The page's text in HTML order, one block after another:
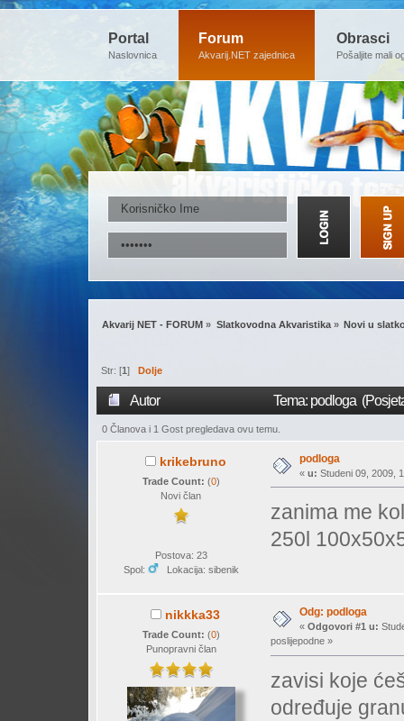
Portal
Naslovnica
Forum
Akvarij.NET zajednica
Obrasci
Pošaljite mali
Akvarij NET - FORUM » Slatkovodna Akvaristika» Novi u
Str: [1] Dolje
Autor Tema: podloga
0 Članova i 1 Gost pregledava ovu temu.
krikebruno
Trade Count: (0)
Novi član
Postova: 23
Spol:
Lokacija: sibenik
podloga
« u: Studeni 09, 2009,
zanima me
250l
nikkka33
Trade Count: (0)
Punopravni član
Odg: podloga
« Odgovori #1 u:
poslijepodne »
zavisi koje
određuje